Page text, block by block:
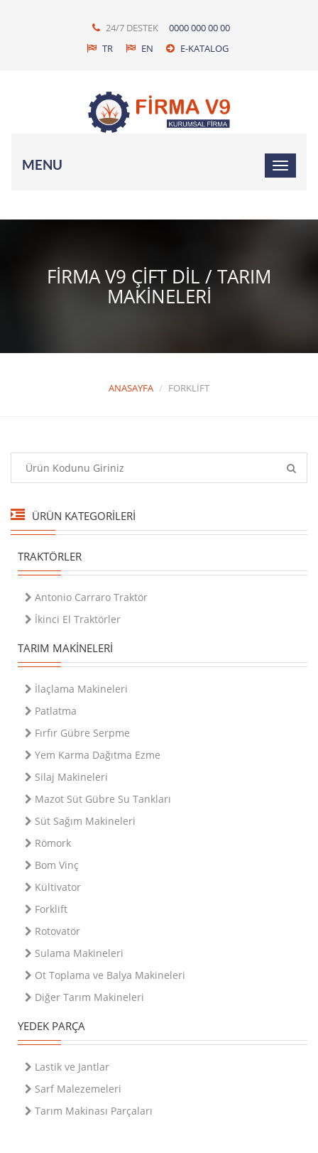
24/7 DESTEK 0000 000 00 00
TR
EN E-KATALOG
MENU
FIRMA V9 ÇIFT DIL / TARIM
MAKINELERI
ANASAYFA FORKLIFT
ÜRÜN KATEGORİLERİ
TRAKTÖRLER
Antonio Carraro Traktör
İkinci El Traktörler
TARIM MAKINELERI
İlaçlama Makineleri
Patlatma
Fırfır Gübre Serpme
Yem Karma Dağıtma Ezme
Silaj Makineleri
Mazot Süt Gübre Su Tankları
Süt Sağım Makineleri
Römork
Bom Vinç
Kültivator
Forklift
Rotovatör
Sulama Makineleri
Ot Toplama ve Balya Makineleri
Diğer Tarım Makineleri
YEDEK PARÇA
Lastik ve Jantlar
Sarf Malezemeleri
Tarım Makinası Parçaları